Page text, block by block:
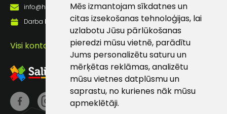
Mēs izmantojam sīkdatnes un
citas izsekošanas tehnoloģijas, lai
uzlabotu Jūsu pārlūkošanas
pieredzi mūsu vietnē, parādītu
Jums personalizētu saturu un
mērķētas reklāmas, analizētu
mūsu vietnes datplūsmu un
saprastu, no kurienes nāk mūsu
apmeklētāji.
info@hards.lv
Darba laiks: Darbadienās: 8:00 - 17:00
Visi kontakti